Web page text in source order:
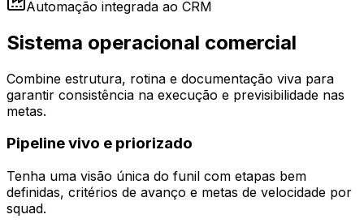
Automação integrada ao CRM
Sistema operacional comercial
Combine estrutura, rotina e documentação viva para
garantir consistência na execução e previsibilidade nas
metas.
Pipeline vivo e priorizado
Tenha uma visão única do funil com etapas bem
definidas, critérios de avanço e metas de velocidade por
squad.